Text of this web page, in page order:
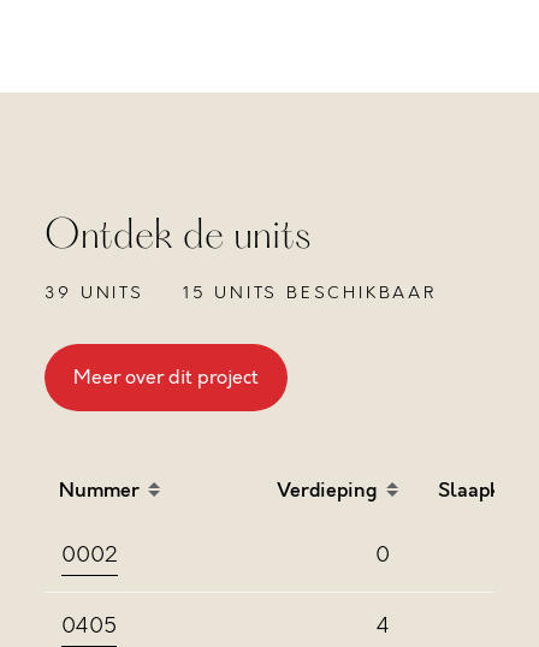
Ontdek de units
39 UNITS 15 UNITS BESCHIKBAAR
Meer over dit project
Nummer
Sort table by Nummer in descending order
Verdieping
Sort table by
0002 0
0405 4